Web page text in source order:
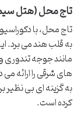
تاج محل (هتل
تاج محل، با
به قلب هند می برد.
مانند جوجه تندوری
های شرقی را ارائه
به گزینه ای بی
کرده است.